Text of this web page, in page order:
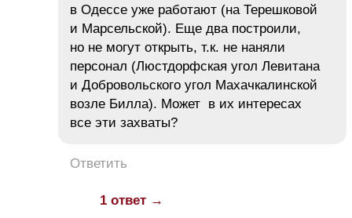
в Одессе уже работают (на Терешковой
и Марсельской). Еще два построили,
но не могут открыть, т.к. не наняли
персонал (Люстдорфская угол Левитана
и Добровольского угол Махачкалинской
возле Билла). Может в их интересах
все эти захваты?
Ответить
1 ответ →